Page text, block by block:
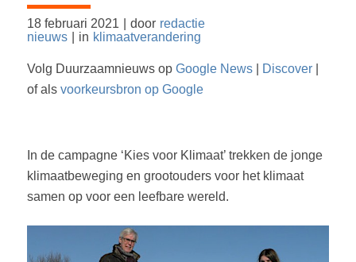
18 februari 2021 door redactie
nieuws
in klimaatverandering
Volg Duurzaamnieuws op Google News| Discover|
of als voorkeursbron op Google
In de campagne ‘Kies voor Klimaat’ trekken de jonge
klimaatbeweging en grootouders voor het klimaat
samen op voor een leefbare wereld.